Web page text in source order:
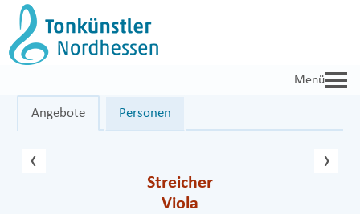
Zum
Inhalt
springen
Angebote Personen
‹ ›
Streicher
Viola